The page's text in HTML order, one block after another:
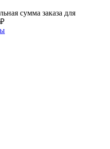
сумма заказа для